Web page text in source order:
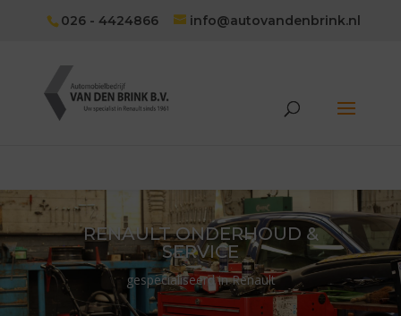
026 - 4424866 info@autovandenbrink.nl
RENAULT ONDERHOUD &
SERVICE
gespecialiseerd in Renault